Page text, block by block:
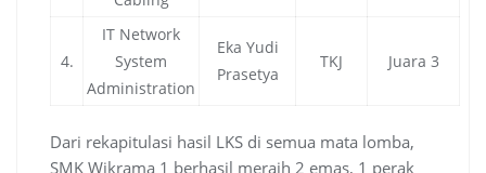
4.
IT Network
System
Administration
Eka Yudi
Prasetya
TKJ Juara 3
Dari rekapitulasi hasil LKS di semua mata lomba,
SMK Wikrama 1 berhasil meraih 2 emas, 1 perak